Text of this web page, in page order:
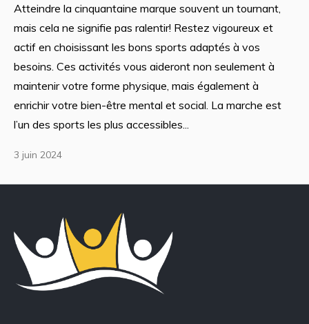
Atteindre la cinquantaine marque souvent un tournant,
mais cela ne signifie pas ralentir! Restez vigoureux et
actif en choisissant les bons sports adaptés à vos
besoins. Ces activités vous aideront non seulement à
maintenir votre forme physique, mais également à
enrichir votre bien-être mental et social. La marche est
l’un des sports les plus accessibles...
3 juin 2024